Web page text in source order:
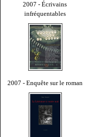
2007 - Écrivains
infréquentables
2007 - Enquête sur le roman